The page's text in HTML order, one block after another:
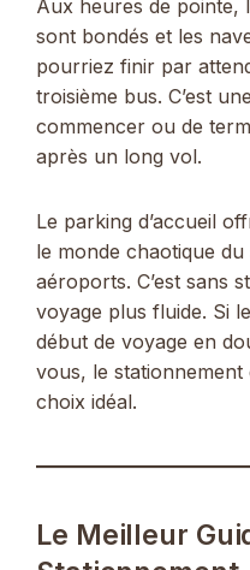
Aux heures de pointe,
sont bondés et les
pourriez finir par
troisième bus. C’est
commencer ou de
après un long vol.
Le parking d’accueil
le monde chaotique
aéroports. C’est sans
voyage plus fluide. Si
début de voyage en
vous, le stationnement
choix idéal.
Le Meilleur